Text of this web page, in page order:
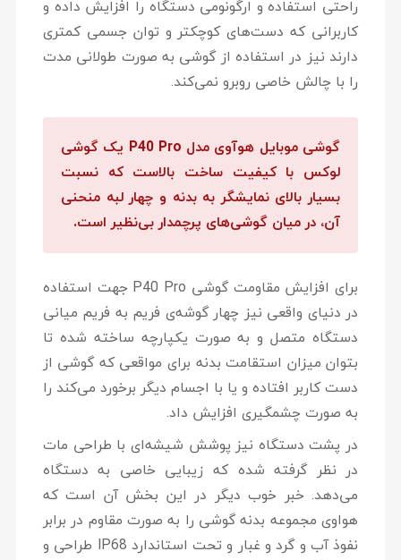
راحتی استفاده و ارگونومی دستگاه را افزایش داده و
کاربرانی که دست‌های کوچکتر و توان جسمی کمتری
دارند نیز در استفاده از گوشی به صورت طولانی مدت
را با چالش‌ خاصی روبرو نمی‌کند.
گوشی موبایل هوآوی مدل P40 Pro یک گوشی
لوکس با کیفیت ساخت بالاست که نسبت
بسیار بالای نمایشگر به بدنه و چهار لبه منحنی
آن، در میان گوشی‌های پرچمدار بی‌نظیر است.
برای افزایش مقاومت گوشی P40 Pro جهت استفاده
در دنیای واقعی نیز چهار گوشه‌ی فریم به فریم میانی
دستگاه متصل و به صورت یکپارچه ساخته شده تا
بتوان میزان استقامت بدنه برای مواقعی که گوشی از
دست کاربر افتاده و یا با اجسام دیگر برخورد می‌کند را
به صورت چشمگیری افزایش داد.
در پشت دستگاه نیز پوشش شیشه‌ای با طراحی مات
در نظر گرفته شده که زیبایی خاصی به دستگاه
می‌دهد. خبر خوب دیگر در این بخش آن است که
هواوی مجموعه بدنه گوشی را به صورت مقاوم در برابر
نفوذ آب و گرد و غبار و تحت استاندارد IP68 طراحی و